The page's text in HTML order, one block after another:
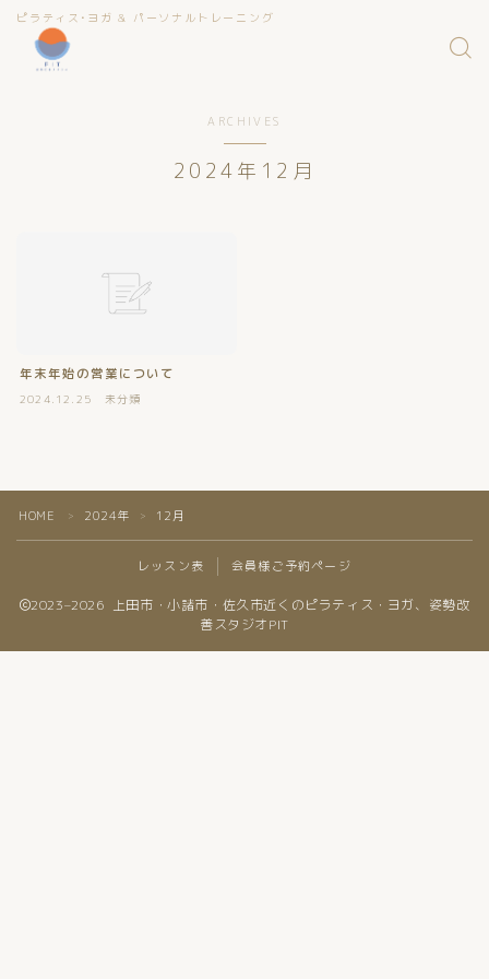
ピラティス•ヨガ & パーソナルトレーニング
ARCHIVES
2024年12月
年末年始の営業について
2024.12.25 未分類
HOME ＞ 2024年 ＞ 12月
レッスン表 会員様ご予約ページ
2023–2026 上田市・小諸市・佐久市近くのピラティス・ヨガ、姿勢改
善スタジオPIT